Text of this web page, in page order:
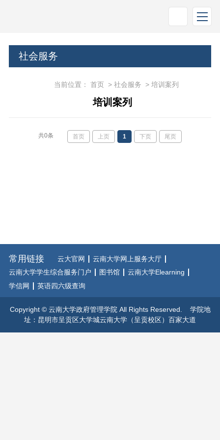
社会服务
当前位置： 首页> 社会服务 > 培训案列
培训案列
共0条 首页 上页 1 下页 尾页
常用链接 云大官网
云南大学网上服务大厅
云南大学学生综合服务门户
图书馆
云南大学Elearning
学信网
英语四六级查询
Copyright © 云南大学政府管理学院 All Rights Reserved. 学院地
址：昆明市呈贡区大学城云南大学（呈贡校区）百家大道